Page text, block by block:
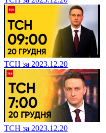
ТСН за 2023.12.20
ТСН за 2023.12.20